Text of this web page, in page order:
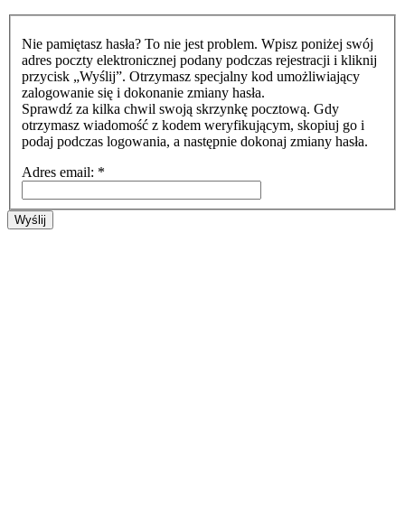
Nie pamiętasz hasła? To nie jest problem. Wpisz poniżej swój
adres poczty elektronicznej podany podczas rejestracji i kliknij
przycisk „Wyślij”. Otrzymasz specjalny kod umożliwiający
zalogowanie się i dokonanie zmiany hasła.
Sprawdź za kilka chwil swoją skrzynkę pocztową. Gdy
otrzymasz wiadomość z kodem weryfikującym, skopiuj go i
podaj podczas logowania, a następnie dokonaj zmiany hasła.
Adres email: *
Wyślij